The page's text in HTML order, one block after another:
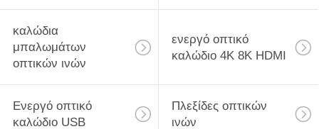
καλώδια
μπαλωμάτων
οπτικών ινών
ενεργό οπτικό
καλώδιο 4K 8K HDMI
Ενεργό οπτικό
καλώδιο USB
Πλεξίδες οπτικών
ινών